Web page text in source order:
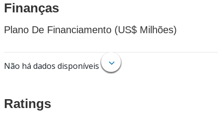
Finanças
Plano De Financiamento (US$ Milhões)
Não há dados disponíveis
Ratings